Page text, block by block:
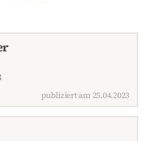
publiziert am 25.04.2023